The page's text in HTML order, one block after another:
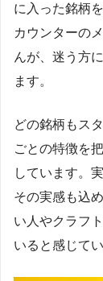
に入った銘柄
カウンターの
んが、迷う方
ます。
どの銘柄もス
ごとの特徴を
しています。
その実感も込
い人やクラフ
いると感じてい